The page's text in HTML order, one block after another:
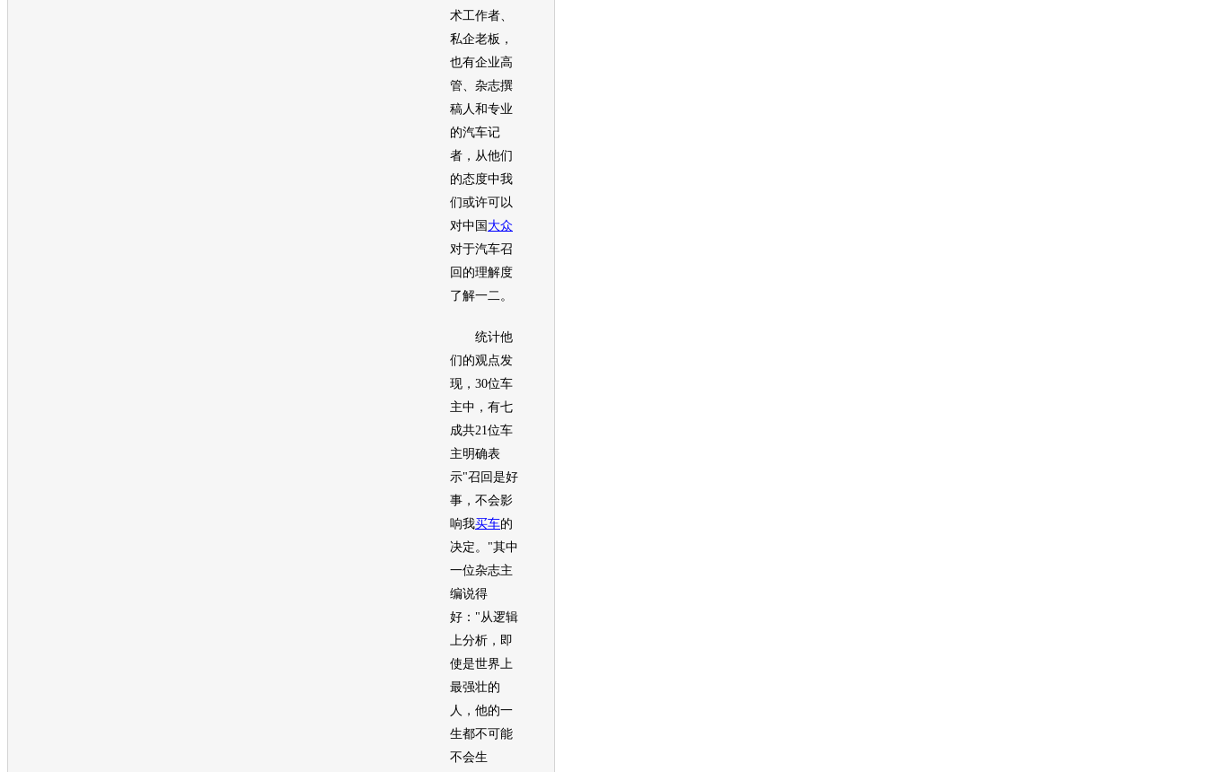
术工作者、
私企老板，
也有企业高
管、杂志撰
稿人和专业
的汽车记
者，从他们
的态度中我
们或许可以
对中国 大众
对于汽车召
回 的理解度
了解一二。
统计他
们的观点发
现，30位车
主中，有七
成共21位车
主明确表
示"召回 是好
事，不会影
响我买车的
决定。"其中
一位杂志主
编说得
好："从逻辑
上分析，即
使是世界上
最强壮的
人，他的一
生都不可能
不会生